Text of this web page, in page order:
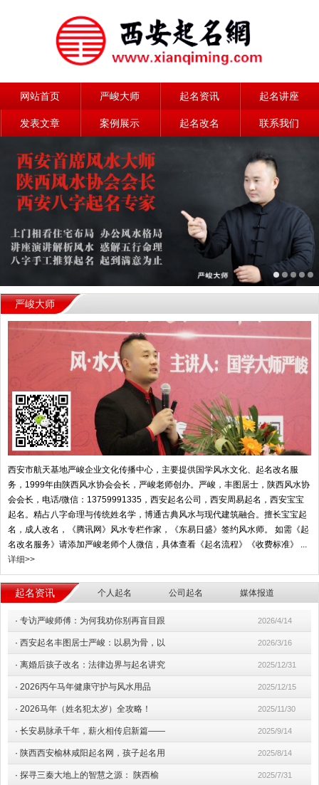
网站首页 严峻大师 起名资讯 起名讲座
发表文章 案例展示 起名改名 联系我们
严峻大师
西安市航天基地严峻企业文化传播中心，主要提供国学风水文化、起名改名服
务，1999年由陕西风水协会会长，严峻老师创办。严峻，丰图居士，陕西风水协
会会长，电话/微信：13759991335，西安起名公司，西安周易起名，西安宝宝
起名。精占八字命理与传统姓名学，博通古典风水与现代建筑融合。擅长宝宝起
名，成人改名，《腾讯网》风水专栏作家，《东易日盛》签约风水师。 如需《起
名改名服务》请添加严峻老师个人微信，具体查看《起名流程》《收费标准》 ...
详细>>
起名资讯 个人起名 公司起名 媒体报道
· 专访严峻师傅：为何我劝你别再盲目跟 2026/4/14
· 西安起名丰图居士严峻：以易为骨，以 2026/3/16
· 离婚后孩子改名：法律边界与起名讲究 2025/12/31
· 2026丙午马年健康守护与风水用品 2025/12/15
· 2026马年（姓名犯太岁）全攻略！ 2025/11/30
· 长安易脉承千年，薪火相传启新篇—— 2025/9/14
· 陕西西安榆林咸阳起名网，孩子起名用 2025/8/14
· 探寻三秦大地上的智慧之源： 陕西榆 2025/7/31